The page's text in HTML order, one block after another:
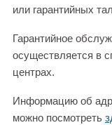
или гарантийных
Гарантийное
осуществляется в
центрах.
Информацию об
можно посмотреть